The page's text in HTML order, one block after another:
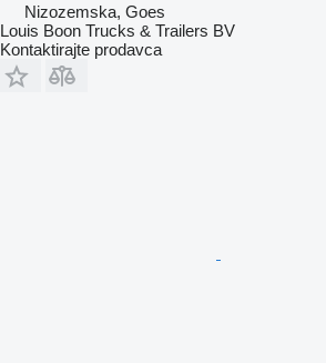
Nizozemska, Goes
Louis Boon Trucks & Trailers BV
Kontaktirajte prodavca